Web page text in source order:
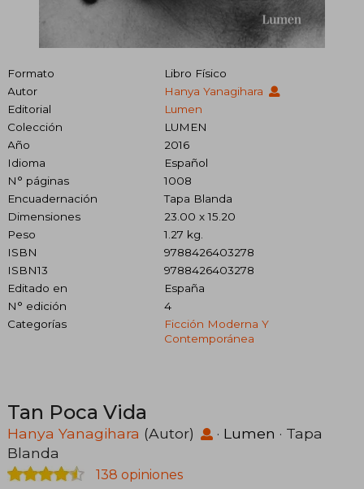
Formato
Libro Físico
Autor
Hanya Yanagihara
Editorial
Lumen
Colección
LUMEN
Año
2016
Idioma
Español
N° páginas
1008
Encuadernación
Tapa Blanda
Dimensiones
23.00 x 15.20
Peso
1.27 kg.
ISBN
9788426403278
ISBN13
9788426403278
Editado en
España
N° edición
4
Categorías
Ficción Moderna Y
Contemporánea
Tan Poca Vida
Hanya Yanagihara (Autor) · Lumen · Tapa
Blanda
138 opiniones